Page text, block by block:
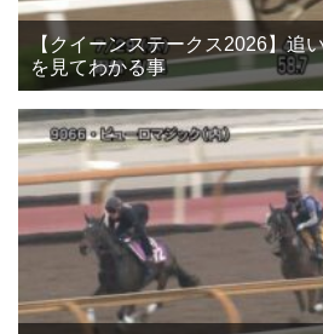
【クイーンステークス2026】追
を見てわかる事